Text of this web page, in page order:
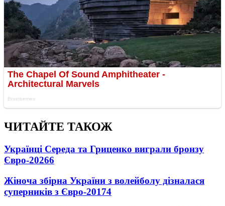
ЧИТАЙТЕ ТАКОЖ
Українці Середа та Гриценко виграли бронзу
Євро-20266
Жіноча збірна України з волейболу дізналася
суперників з Євро-20174